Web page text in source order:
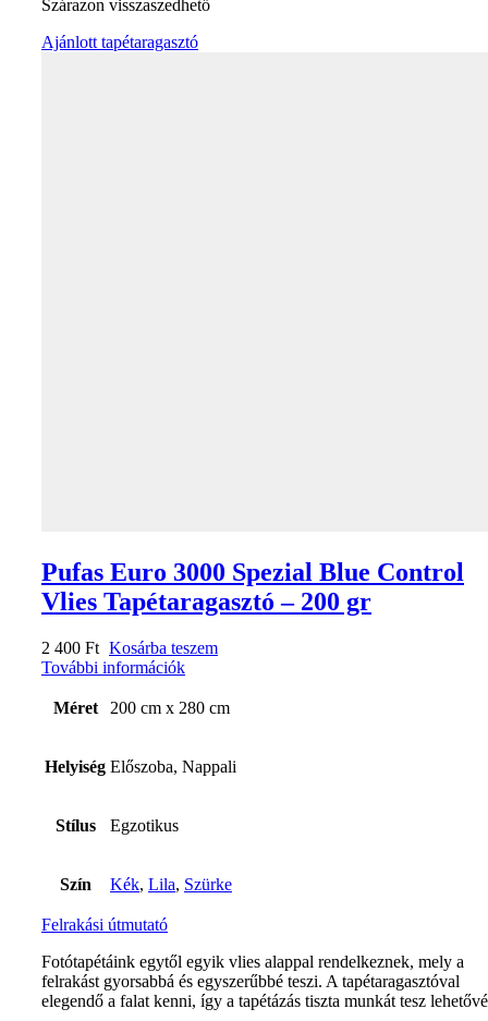
Szárazon visszaszedhető
Ajánlott tapétaragasztó
Pufas Euro 3000 Spezial Blue Control
Vlies Tapétaragasztó – 200 gr
2 400 Ft Kosárba teszem
További információk
Méret 200 cm x 280 cm
Helyiség Előszoba, Nappali
Stílus Egzotikus
Szín Kék, Lila, Szürke
Felrakási útmutató
Fotótapétáink egytől egyik vlies alappal rendelkeznek, mely a
felrakást gyorsabbá és egyszerűbbé teszi. A tapétaragasztóval
elegendő a falat kenni, így a tapétázás tiszta munkát tesz